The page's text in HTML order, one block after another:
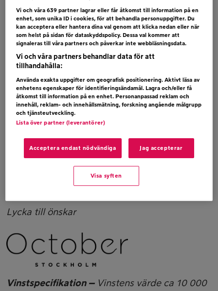
Varje vardagsmorgon runt kl 07:00 utses en
lycklig vinnare som får ta med sig en vän till
Stockholm och där du får en riktig make over;
färg och styling av en professionell hårstylist.
Tävlingen pågår 24-31 mars och vinnare utses
varje vardag 27-31 mars 2023
Tävla
stylad av ett barn på @rixmorronzoo (FB)
– RIX MorronZoo utser varje vardagsmorgon,
en vinnare som behöver en make over
– Vinnaren rings upp live i radio
Lycka till önskar
Vinstspecifikation –Vinstens värde ca 10 000
Vi och våra639 partner lagrar eller får åtkomst till information på en
enhet, som unika ID i cookies, för att behandla personuppgifter. Du
kan acceptera eller hantera dina val genom att klicka nedan eller när
som helst på sidan för dataskyddspolicy. Dessa val kommer att
signaleras till våra partners och påverkar inte webbläsningsdata.
Vi och våra partners behandlar data för att
tillhandahålla:
Använda exakta uppgifter om geografisk positionering. Aktivt läsa av
enhetens egenskaper för identifieringsändamål. Lagra och/eller få
åtkomst till information på en enhet. Personanpassad reklam och
innehåll, reklam- och innehållsmätning, forskning angående målgrupp
och tjänsteutveckling.
Lista över partner (leverantörer)
Acceptera endast nödvändiga Jag accepterar
Visa syften